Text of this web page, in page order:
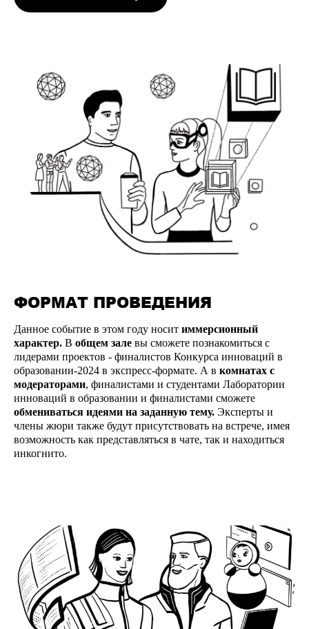
ФОРМАТ ПРОВЕДЕНИЯ
Данное событие в этом году носит иммерсионный
характер. В общем зале вы сможете познакомиться с
лидерами проектов - финалистов Конкурса инноваций в
образовании-2024 в экспресс-формате. А в комнатах с
модераторами, финалистами и студентами Лаборатории
инноваций в образовании и финалистами сможете
обмениваться идеями на заданную тему. Эксперты и
члены жюри также будут присутствовать на встрече, имея
возможность как представляться в чате, так и находиться
инкогнито.